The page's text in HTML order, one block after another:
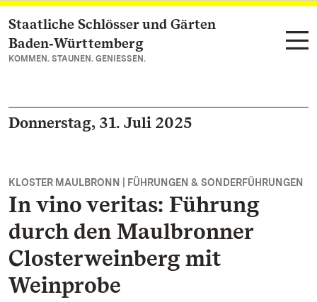
Zum Hauptinhalt springen
Staatliche Schlösser und Gärten
Baden‑Württemberg
KOMMEN. STAUNEN. GENIESSEN.
Donnerstag, 31. Juli 2025
KLOSTER MAULBRONN | FÜHRUNGEN & SONDERFÜHRUNGEN
In vino veritas: Führung
durch den Maulbronner
Closterweinberg mit
Weinprobe